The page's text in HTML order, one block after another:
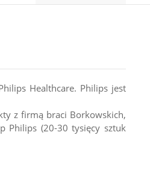
Healthcare. Philips jest
z firmą braci Borkowskich,
Philips (20-30 tysięcy sztuk